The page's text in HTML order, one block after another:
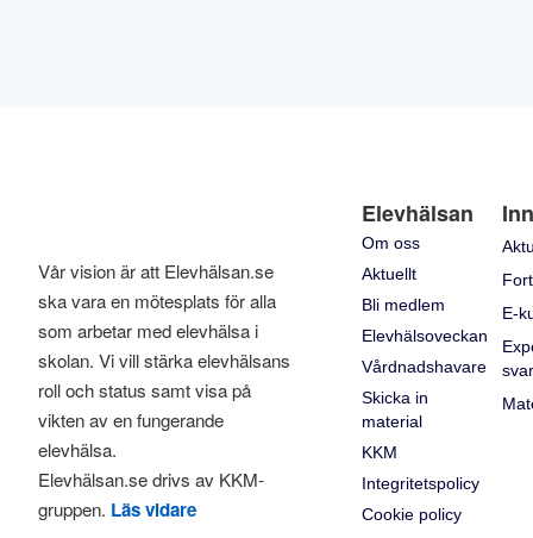
Vår vision är att Elevhälsan.se
ska vara en mötesplats för alla
som arbetar med elevhälsa i
skolan. Vi vill stärka elevhälsans
roll och status samt visa på
vikten av en fungerande
elevhälsa.
Elevhälsan.se drivs av KKM-
gruppen. Läs vidare
Elevhälsan
Om oss
Aktuellt
Bli medlem
Elevhälsoveckan
Vårdnadshavare
Skicka in
material
KKM
Integritetspolicy
Cookie policy
E-